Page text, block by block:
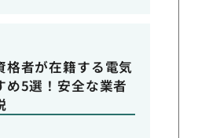
格者が在籍する電気
め5選！安全な業者